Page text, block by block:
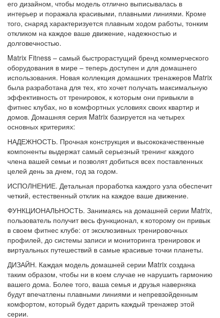
его дизайном, чтобы модель отлично выписывалась в
интерьер и поражала красивыми, плавными линиями. Кроме
того, снаряд характеризуется плавным ходом работы, тонким
откликом на каждое ваше движение, надежностью и
долговечностью.
Matrix Fitness – самый быстрорастущий бренд коммерческого
оборудования в мире – теперь доступен и для домашнего
использования. Новая коллекция домашних тренажеров Matrix
была разработана для тех, кто хочет получать максимальную
эффективность от тренировок, к которым они привыкли в
фитнес клубах, но в комфортных условиях своих квартир и
домов. Домашняя серия Matrix базируется на четырех
основных критериях:
НАДЕЖНОСТЬ. Прочная конструкция и высококачественные
компоненты выдержат самый серьезный тренинг каждого
члена вашей семьи и позволят добиться всех поставленных
целей день за днем, год за годом.
ИСПОЛНЕНИЕ. Детальная проработка каждого узла обеспечит
четкий, естественный отклик на каждое ваше движение.
ФУНКЦИОНАЛЬНОСТЬ. Занимаясь на домашней серии Matrix,
пользователь получит весь функционал, к которому он привык
в своем фитнес клубе: от эксклюзивных тренировочных
профилей, до системы записи и мониторинга тренировок и
виртуальных путешествий в самые красивые точки планеты.
ДИЗАЙН. Каждая модель домашней серии Matrix создана
таким образом, чтобы ни в коем случае не нарушить гармонию
вашего дома. Более того, ваша семья и друзья наверняка
будут впечатлены плавными линиями и непревзойденным
комфортом, который будет дарить каждый тренажер этой
серии.